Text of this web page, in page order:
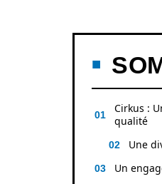
Cirkus :
qualité
Une
Un